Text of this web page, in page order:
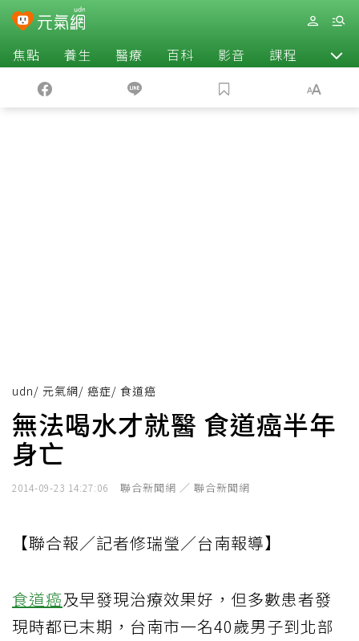
焦點 養生 醫療 百科 影音 課程 退休
udn/ 元氣網/ 癌症/ 食道癌
無法喝水才就醫 食道癌半年
身亡
2014-09-23 14:27:06 聯合新聞網 ／ 聯合新聞網
【聯合報／記者修瑞瑩／台南報導】
食道癌及早發現治療效果好，但多數患者發
現時都已末期，台南市一名40歲男子到北部